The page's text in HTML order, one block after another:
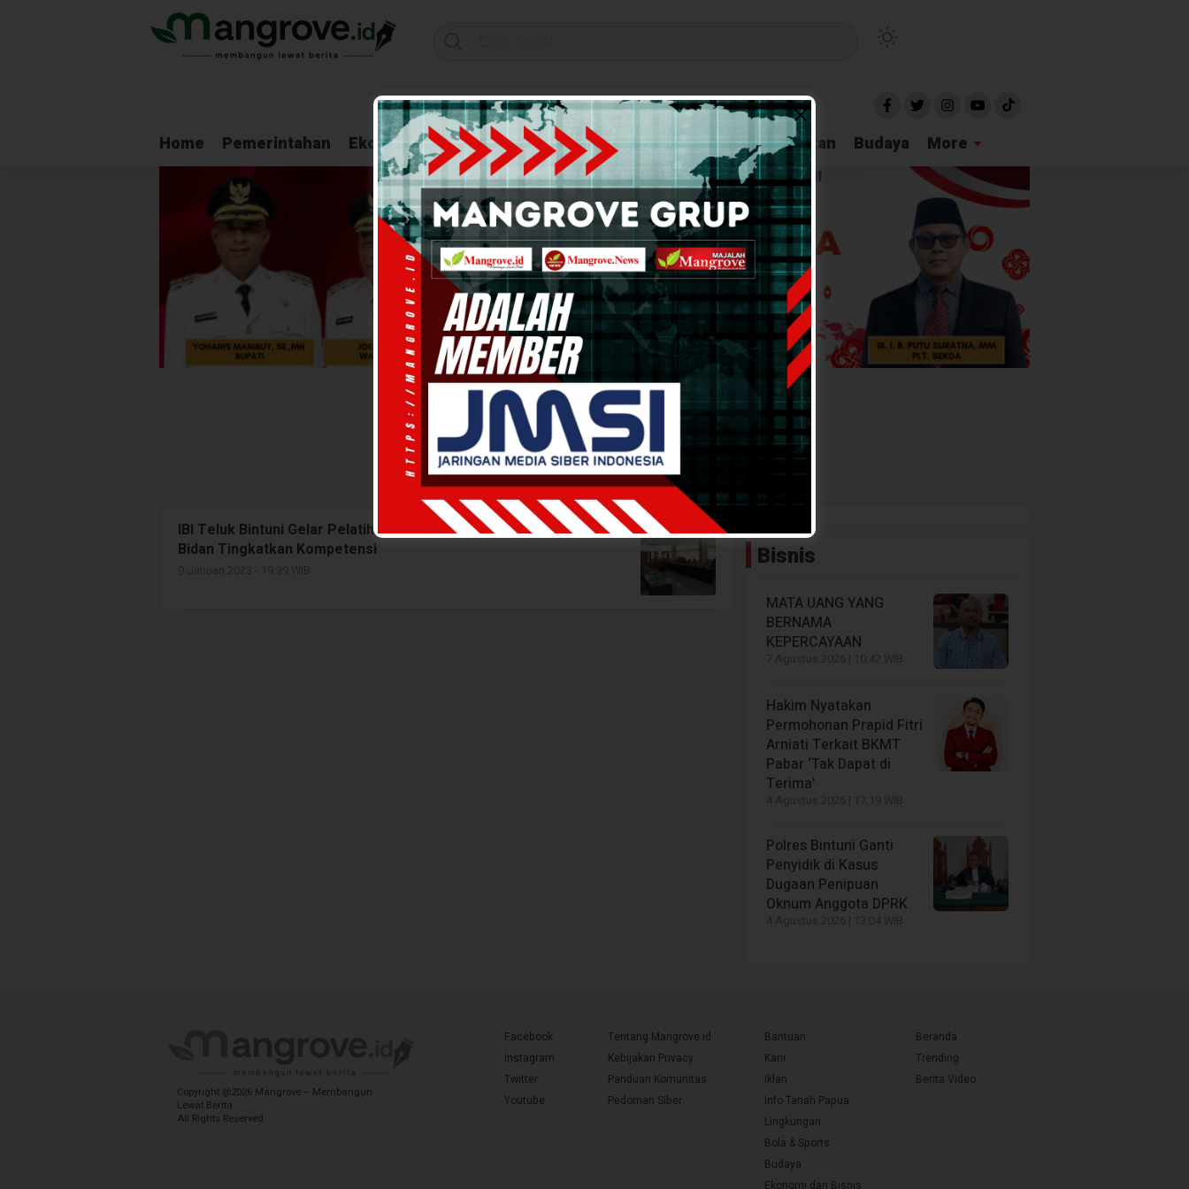
Home Pemerintahan Ekonomi & Bisnis Info Tanah Papua Kesehatan Pendidikan Budaya More
Support by
IBI
IBI Teluk Bintuni Gelar Pelatihan Midwifery Update,Terus Pacu
Bidan Tingkatkan Kompetensi
Bisnis
MATA UANG YANG
BERNAMA
KEPERCAYAAN
Hakim Nyatakan
Permohonan Prapid Fitri
Arniati Terkait BKMT
Pabar ‘Tak Dapat di
Terima’
Polres Bintuni Ganti
Penyidik di Kasus
Dugaan Penipuan
Oknum Anggota DPRK
Copyright @2026 Mangrove – Membangun
Lewat Berita
All Rights Reserved
Facebook
Instagram
Twitter
Youtube
Tentang Mangrove.id
Kebijakan Privacy
Panduan Komunitas
Pedoman Siber
Bantuan
Karir
Iklan
Info Tanah Papua
Lingkungan
Bola & Sports
Budaya
Ekonomi dan Bisnis
Beranda
Trending
Berita Video